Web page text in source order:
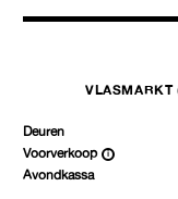
VLASMARKT
Deuren
Voorverkoop
Avondkassa